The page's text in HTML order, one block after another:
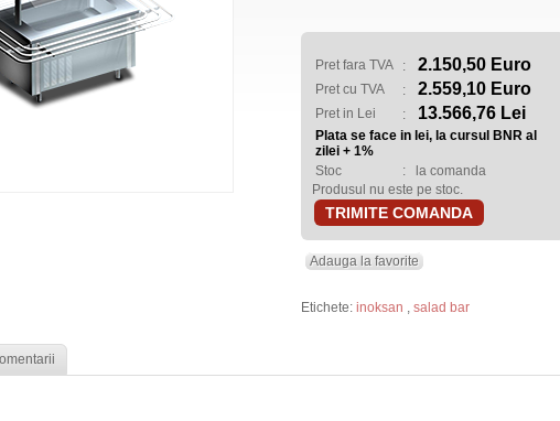
Pret fara TVA : 2.150,50 Euro
Pret cu TVA : 2.559,10 Euro
Pret in Lei : 13.566,76 Lei
Plata se face in lei, la cursul BNR al
zilei + 1%
Stoc
:
la comanda
Produsul nu este pe stoc.
TRIMITE COMANDA
Adauga la favorite
Etichete: inoksan , salad bar